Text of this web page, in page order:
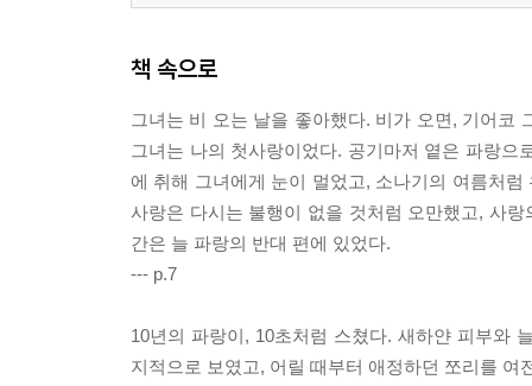
책 속으로
그녀는 비 오는 날을 좋아했다. 비가 오면, 기어코
그녀는 나의 첫사랑이었다. 공기마저 옅은 파랑
에 취해 그녀에게 눈이 멀었고, 소나기의 여름처
사랑은 다시는 불행이 없을 것처럼 오만했고, 사
간은 늘 파랑의 반대 편에 있었다.
--- p.7
10년의 파랑이, 10초처럼 스쳤다. 새하얀 피부와
지적으로 보였고, 어릴 때부터 애정하던 쪼리를